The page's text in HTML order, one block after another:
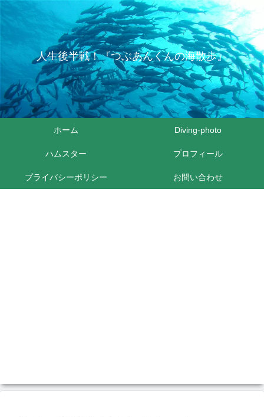
人生後半戦！『つぶあんくんの海散歩』
ホーム Diving-photo
ハムスター プロフィール
プライバシーポリシー お問い合わせ